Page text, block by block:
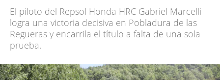
El piloto del Repsol Honda HRC Gabriel Marcelli
logra una victoria decisiva en Pobladura de las
Regueras y encarrila el título a falta de una sola
prueba.